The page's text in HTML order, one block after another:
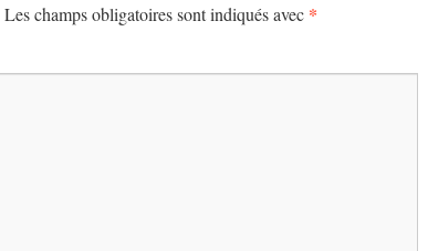
Les champs obligatoires sont indiqués avec *